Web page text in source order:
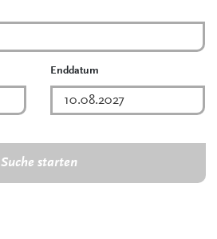
Enddatum
Suche starten